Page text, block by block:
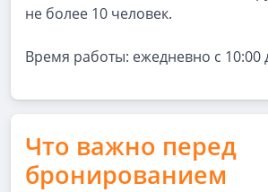
не более 10 человек.
Время работы: ежедневно с 10:00
Что важно перед
бронированием